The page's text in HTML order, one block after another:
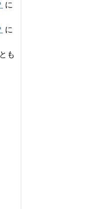
に
に
とも